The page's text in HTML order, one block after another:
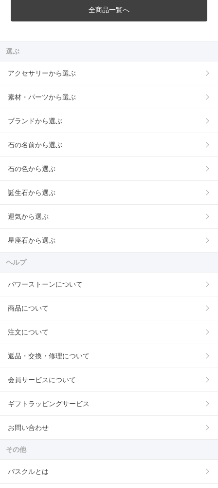
全商品一覧へ
選ぶ
アクセサリーから選ぶ
素材・パーツから選ぶ
ブランドから選ぶ
石の名前から選ぶ
石の色から選ぶ
誕生石から選ぶ
運気から選ぶ
星座石から選ぶ
ヘルプ
パワーストーンについて
商品について
注文について
返品・交換・修理について
会員サービスについて
ギフトラッピングサービス
お問い合わせ
その他
パスクルとは